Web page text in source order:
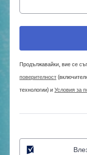
Продължавайки, вие се
поверителност
технологии) иУсловия за